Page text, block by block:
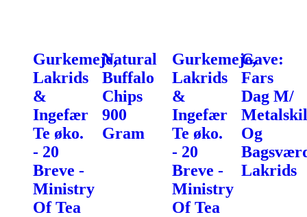
Gurkemeje,
Lakrids
&
Ingefær
Te øko.
- 20
Breve -
Ministry
Of Tea
Natural
Buffalo
Chips
900
Gram
Gurkemeje,
Lakrids
&
Ingefær
Te øko.
- 20
Breve -
Ministry
Of Tea
Gave:
Fars
Dag M/
Og
Lakrids